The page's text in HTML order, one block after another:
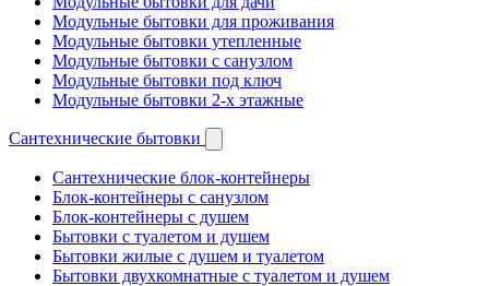
Модульные бытовки для проживания
Модульные бытовки утепленные
Модульные бытовки с санузлом
Модульные бытовки под ключ
Модульные бытовки 2-х этажные
Сантехнические бытовки
Сантехнические блок-контейнеры
Блок-контейнеры с санузлом
Блок-контейнеры с душем
Бытовки с туалетом и душем
Бытовки жилые с душем и туалетом
Бытовки двухкомнатные с туалетом и душем